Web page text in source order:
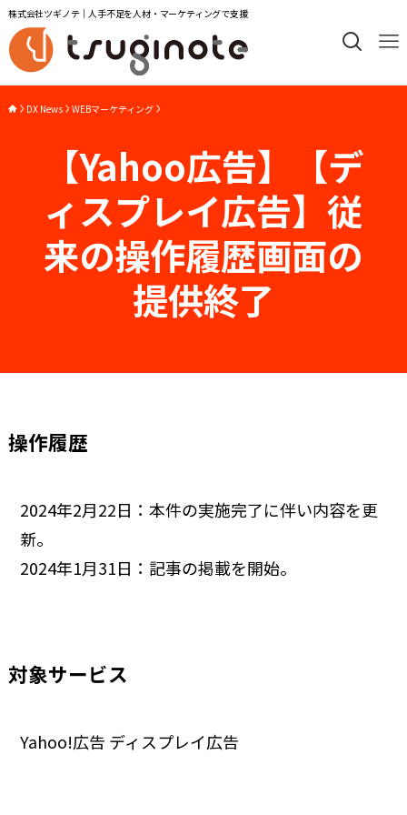
株式会社ツギノテ｜人手不足を人材・マーケティングで支援
DX News WEBマーケティング
【Yahoo広告】【デ
ィスプレイ広告】従
来の操作履歴画面の
提供終了
操作履歴
2024年2月22日：本件の実施完了に伴い内容を更
新。
2024年1月31日：記事の掲載を開始。
対象サービス
Yahoo!広告 ディスプレイ広告